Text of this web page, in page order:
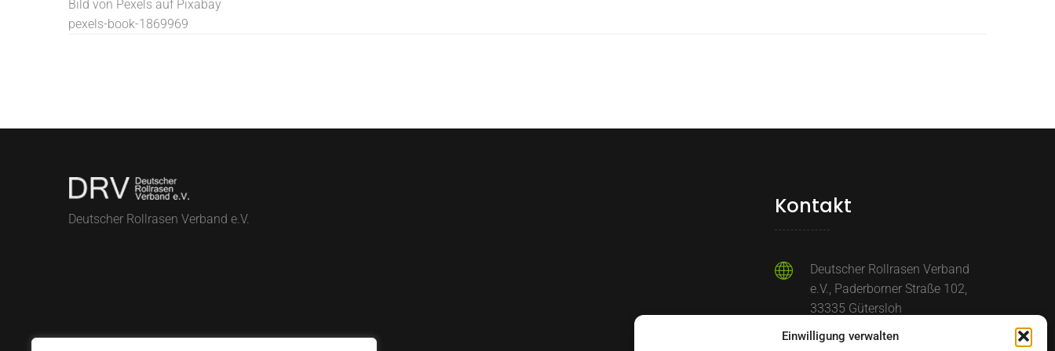
Einwilligung verwalten
Bild von Pexels auf Pixabay
pexels-book-1869969
Deutscher Rollrasen Verband e.V.
Kontakt
Deutscher Rollrasen Verband
e.V., Paderborner Straße 102,
33335 Gütersloh
+49 (0) 5209 - 919 632